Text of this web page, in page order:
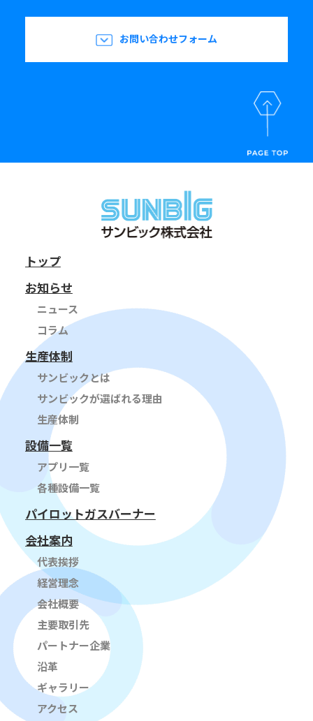
お問い合わせフォーム
トップ
お知らせ
ニュース
コラム
生産体制
サンビックとは
サンビックが選ばれる理由
生産体制
設備一覧
アプリ一覧
各種設備一覧
パイロットガスバーナー
会社案内
代表挨拶
経営理念
会社概要
主要取引先
パートナー企業
沿革
ギャラリー
アクセス